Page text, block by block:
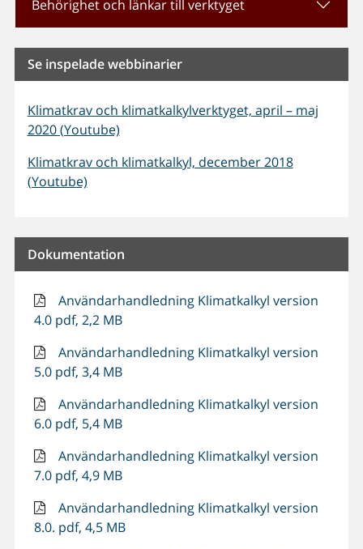
Behörighet och länkar till verktyget
Se inspelade webbinarier
Klimatkrav och klimatkalkylverktyget, april – maj
2020 (Youtube)
Klimatkrav och klimatkalkyl, december 2018
(Youtube)
Dokumentation
Användarhandledning Klimatkalkyl version
4.0 pdf, 2,2 MB
Användarhandledning Klimatkalkyl version
5.0 pdf, 3,4 MB
Användarhandledning Klimatkalkyl version
6.0 pdf, 5,4 MB
Användarhandledning Klimatkalkyl version
7.0 pdf, 4,9 MB
Användarhandledning Klimatkalkyl version
8.0. pdf, 4,5 MB